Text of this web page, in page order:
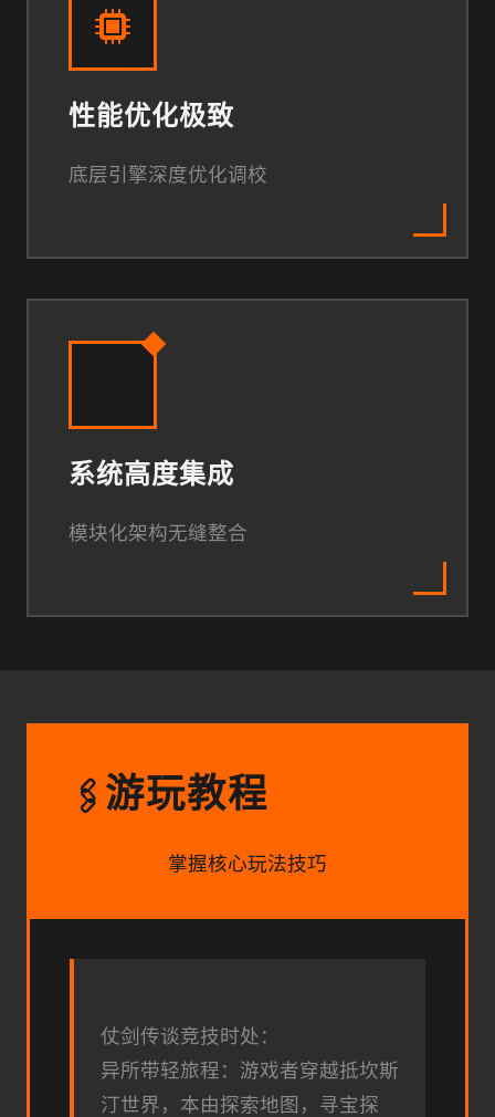
性能优化极致
底层引擎深度优化调校
系统高度集成
模块化架构无缝整合
🖇️ 游玩教程
掌握核心玩法技巧
仗剑传谈竞技时处：
异所带轻旅程：游戏者穿越抵坎斯
汀世界，本由探索地图，寻宝探